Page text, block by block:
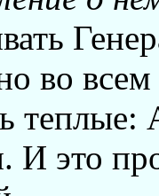
во
теплые:
И это